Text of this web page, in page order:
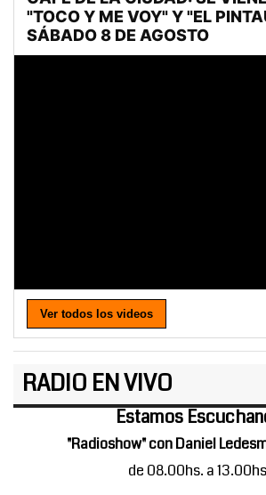
Ver todos los videos
RADIO EN VIVO
Estamos
"Radioshow" con Daniel
de 08.00hs. a